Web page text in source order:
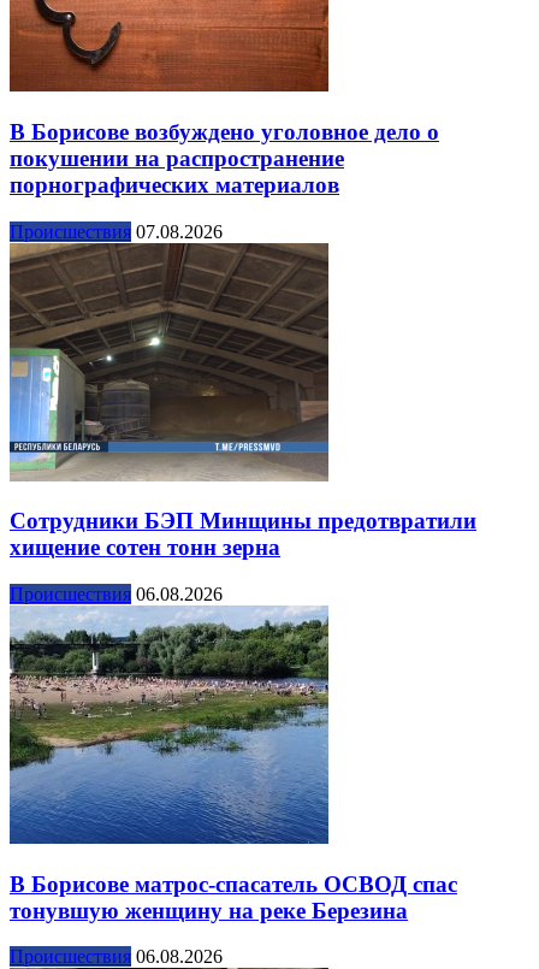
В Борисове возбуждено уголовное дело о
покушении на распространение
порнографических материалов
Происшествия 07.08.2026
Сотрудники БЭП Минщины предотвратили
хищение сотен тонн зерна
Происшествия 06.08.2026
В Борисове матрос-спасатель ОСВОД спас
тонувшую женщину на реке Березина
Происшествия 06.08.2026